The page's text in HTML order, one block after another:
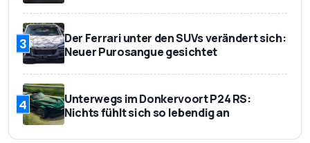
3
Der Ferrari unter den SUVs verändert sich:
Neuer Purosangue gesichtet
4
Unterwegs im Donkervoort P24 RS:
Nichts fühlt sich so lebendig an